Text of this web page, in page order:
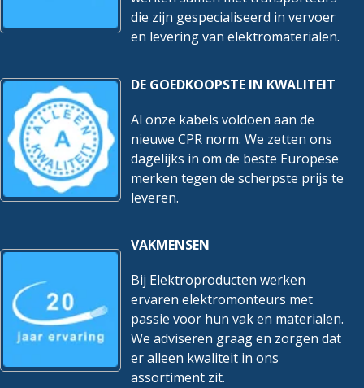
die zijn gespecialiseerd in vervoer
en levering van elektromaterialen.
DE GOEDKOOPSTE IN KWALITEIT
Al onze kabels voldoen aan de
nieuwe CPR norm. We zetten ons
dagelijks in om de beste Europese
merken tegen de scherpste prijs te
leveren.
VAKMENSEN
Bij Elektroproducten werken
ervaren elektromonteurs met
passie voor hun vak en materialen.
We adviseren graag en zorgen dat
er alleen kwaliteit in ons
assortiment zit.